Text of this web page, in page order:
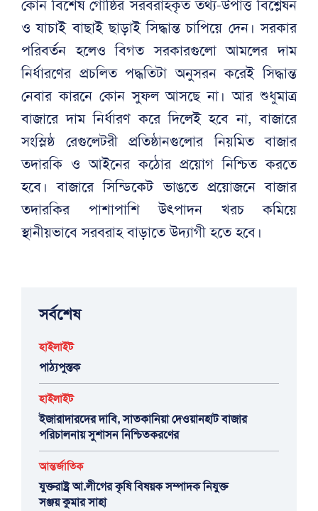
কোন বিশেষ গোষ্ঠির সরবরাহকৃত তথ্য-উপাত্ত বিশ্লেষন
ও যাচাই বাছাই ছাড়াই সিদ্ধান্ত চাপিয়ে দেন। সরকার
পরিবর্তন হলেও বিগত সরকারগুলো আমলের দাম
নির্ধারণের প্রচলিত পদ্ধতিটা অনুসরন করেই সিদ্ধান্ত
নেবার কারনে কোন সুফল আসছে না। আর শুধুমাত্র
বাজারে দাম নির্ধারণ করে দিলেই হবে না, বাজারে
সংস্লিষ্ঠ রেগুলেটরী প্রতিষ্ঠানগুলোর নিয়মিত বাজার
তদারকি ও আইনের কঠোর প্রয়োগ নিশ্চিত করতে
হবে। বাজারে সিন্ডিকেট ভাঙতে প্রয়োজনে বাজার
তদারকির পাশাপাশি উৎপাদন খরচ কমিয়ে
স্থানীয়ভাবে সরবরাহ বাড়াতে উদ্যাগী হতে হবে।
সর্বশেষ
হাইলাইট
পাঠ্যপুস্তক
হাইলাইট
ইজারাদারদের দাবি, সাতকানিয়া দেওয়ানহাট বাজার
পরিচালনায় সুশাসন নিশ্চিতকরণের
আন্তর্জাতিক
যুক্তরাষ্ট্র আ.লীগের কৃষি বিষয়ক সম্পাদক নিযুক্ত
সঞ্জয় কুমার সাহা